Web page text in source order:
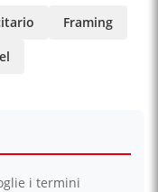
Framing
i termini